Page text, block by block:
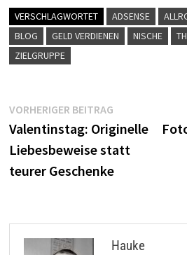
VERSCHLAGWORTET ADSENSE
BLOG
GELD VERDIENEN NISCHE
ZIELGRUPPE
Beitragsnavigation
VORHERIGER BEITRAGVorheriger
Beitrag:
Valentinstag: Originelle
Liebesbeweise statt
teurer Geschenke
Hauke